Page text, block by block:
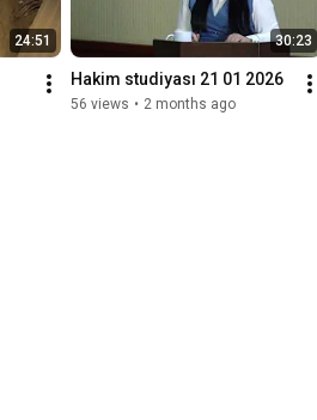
24:51 30:23
Hakim studiyası 21 01 2026
56 views • 2 months ago